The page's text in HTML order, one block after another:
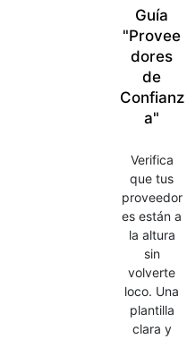
Guía
"Provee
dores
de
Confianz
a"
Verifica
que tus
proveedor
es están a
la altura
sin
volverte
loco. Una
plantilla
clara y